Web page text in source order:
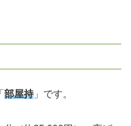
部屋持」です。